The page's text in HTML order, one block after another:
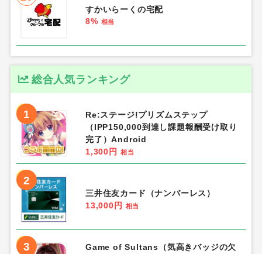
すかいらーくの宅配
8% 相当
総合人気ランキング
1
Re:ステージ!プリズムステップ
（IPP150,000到達し課題報酬受け取り
完了）Android
1,300円
相当
2
三井住友カード（ナンバーレス）
13,000円
相当
3
Game of Sultans（気高きバッジの欠